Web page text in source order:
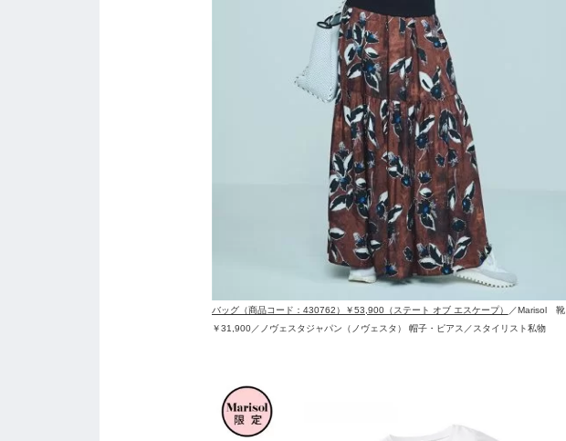
バッグ（商品コード：430762）￥53,900（ステート オブ エスケープ）
／Marisol 靴
￥31,900／ノヴェスタジャパン（ノヴェスタ） 帽子・ピアス／スタイリスト私物